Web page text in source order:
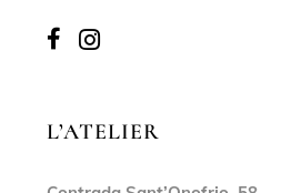
L’ATELIER